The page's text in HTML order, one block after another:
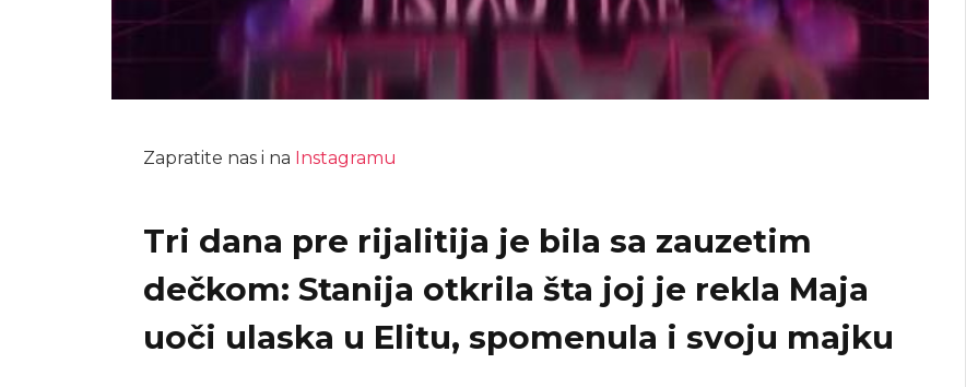
Zapratite nas i na Instagramu
Tri dana pre rijalitija je bila sa zauzetim
dečkom: Stanija otkrila šta joj je rekla Maja
uoči ulaska u Elitu, spomenula i svoju majku